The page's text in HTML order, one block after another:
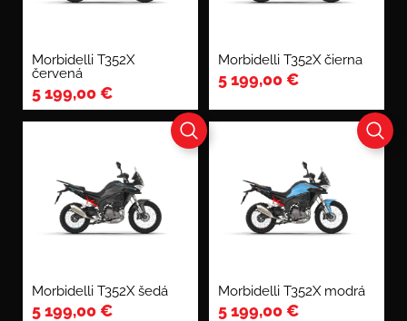
Morbidelli T352X
červená
5 199,00€
Morbidelli T352X čierna
5 199,00€
Morbidelli T352X šedá
5 199,00€
Morbidelli T352X modrá
5 199,00€